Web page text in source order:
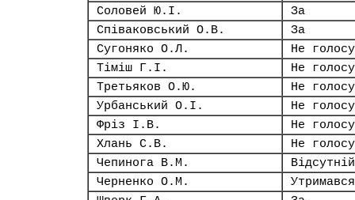
Соловей Ю.І.
За
Співаковський О.В.
За
Сугоняко О.Л.
Не
Тіміш Г.І.
Не
Третьяков О.Ю.
Не
Урбанський О.І.
Не
Фріз І.В.
Не
Хлань С.В.
Не
Чепинога В.М.
Відсутній
Черненко О.М.
Утримався